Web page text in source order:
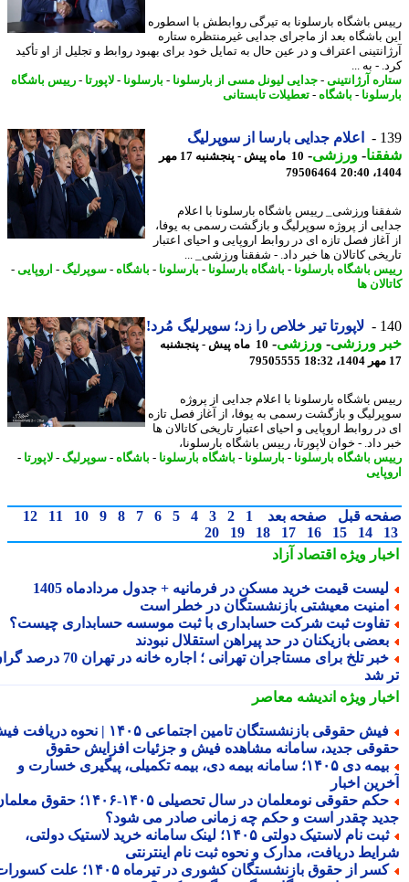
باشگاه بارسلونا به تیرگی روابطش با اسطوره
باشگاه بعد از ماجرای جدایی غیرمنتظره ستاره
اعتراف و در عین حال به تمایل خود برای بهبود روابط و تجلیل از او تأکید
- به ...
آرژانتینی-جدایی لیونل مسی از بارسلونا-بارسلونا-لاپورتا-رییس باشگاه
-باشگاه-تعطیلات تابستانی
اعلام جدایی بارسا از سوپرلیگ
-ورزشی-
10 ماه پیش - پنجشنبه 17 مهر
79506464
ورزشی_ رییس باشگاه بارسلونا با اعلام
از پروژه سوپرلیگ و بازگشت رسمی به یوفا،
فصل تازه ای در روابط اروپایی و احیای اعتبار
کاتالان ها خبر داد. - شفقنا ورزشی_ ...
باشگاه بارسلونا-باشگاه بارسلونا-بارسلونا-باشگاه-سوپرلیگ -اروپایی-
ها
لاپورتا تیر خلاص را زد؛ سوپرلیگ مُرد!
ورزشی-ورزشی-
10 ماه پیش - پنجشنبه
79505555
باشگاه بارسلونا با اعلام جدایی از پروژه
و بازگشت رسمی به یوفا، از آغاز فصل تازه
روابط اروپایی و احیای اعتبار تاریخی کاتالان ها
داد. - خوان لاپورتا، رییس باشگاه بارسلونا،
باشگاه بارسلونا-بارسلونا-باشگاه بارسلونا-باشگاه-سوپرلیگ -لاپورتا-
قبل صفحه بعد 1
2
3
4
5
6
7
8
9
10
11
12
14
15
16
17
18
19
20
ویژهاقتصاد آزاد
قیمت خرید مسکن در فرمانیه + جدول مردادماه 1405
معیشتی بازنشستگان در خطر است
ثبت شرکت حسابداری با ثبت موسسه حسابداری چیست؟
بازیکنان در حد پیراهن استقلال نبودند
خبر تلخ برای مستاجران تهرانی ؛ اجاره خانه در تهران 70 درصد گران
شد
ویژهاندیشه معاصر
فیش حقوقی بازنشستگان تامین اجتماعی ۱۴۰۵ | نحوه دریافت فیش
جدید، سامانه مشاهده فیش و جزئیات افزایش حقوق
بیمه دی ۱۴۰۵؛ سامانه بیمه دی، بیمه تکمیلی، پیگیری خسارت و
اخبار
حکم حقوقی نومعلمان در سال تحصیلی ۱۴۰۵-۱۴۰۶؛ حقوق معلمان
چقدر است و حکم چه زمانی صادر می شود؟
ثبت نام لاستیک دولتی ۱۴۰۵؛ لینک سامانه خرید لاستیک دولتی،
دریافت، مدارک و نحوه ثبت نام اینترنتی
کسر از حقوق بازنشستگان کشوری در تیرماه ۱۴۰۵؛ علت کسورات